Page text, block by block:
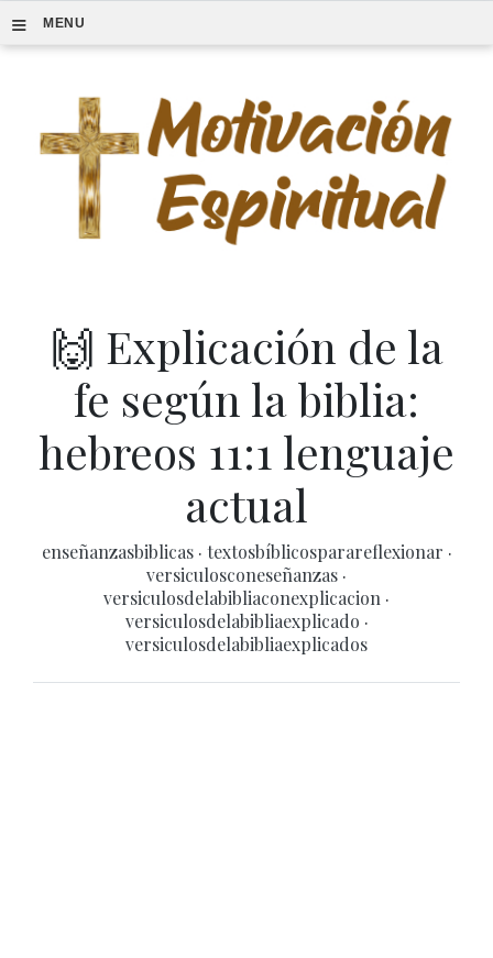
≡ MENU
🙌 Explicación de la
fe según la biblia:
hebreos 11:1 lenguaje
actual
enseñanzasbiblicas · textosbíblicosparareflexionar ·
versiculosconeseñanzas ·
versiculosdelabibliaconexplicacion ·
versiculosdelabibliaexplicado ·
versiculosdelabibliaexplicados